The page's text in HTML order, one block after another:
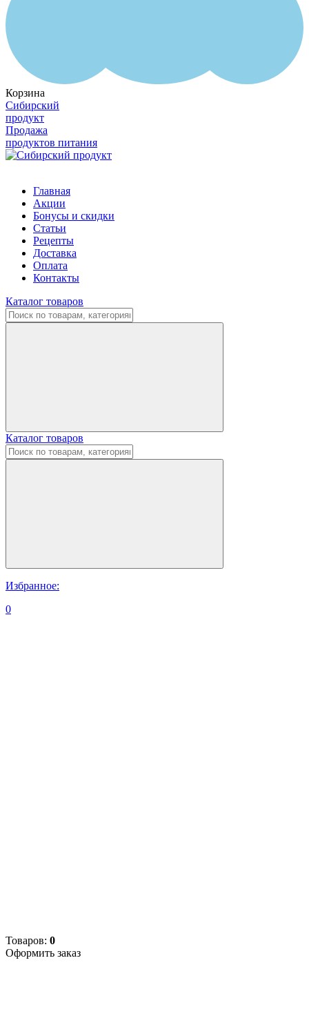
Корзина
Сибирский
продукт
Продажа
продуктов питания
Главная
Акции
Бонусы и скидки
Статьи
Рецепты
Доставка
Оплата
Контакты
Каталог товаров
Каталог товаров
Избранное:
0
Товаров: 0
Оформить заказ